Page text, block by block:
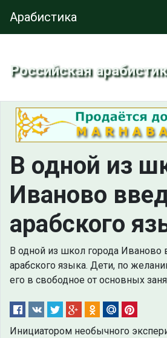
Арабистика
Российская
В одной из
Иваново
арабского
В одной из школ города Иваново
арабского языка. Дети, по
его в свободное от основных
Инициатором необычного